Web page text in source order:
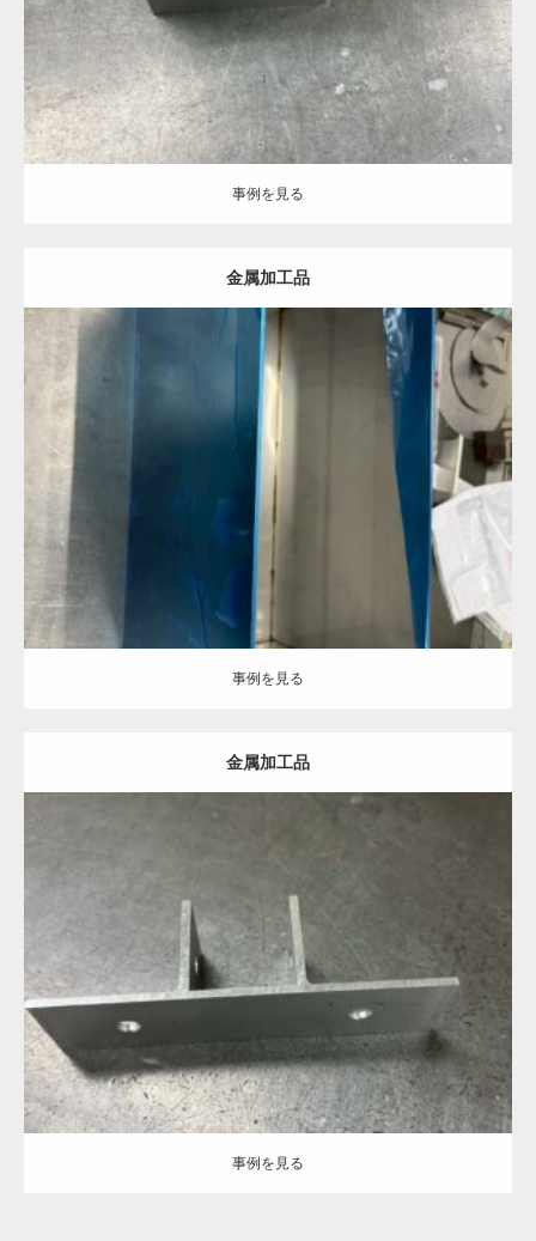
事例を見る
事例を見る
金属加工品
Category:
事例を見る
金属加工品
Category:
事例を見る
事例を見る